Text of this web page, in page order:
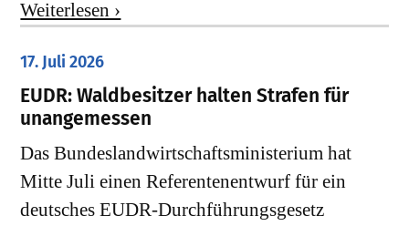
Weiterlesen ›
17. Juli 2026
EUDR: Waldbesitzer halten Strafen für
unangemessen
Das Bundeslandwirtschaftsministerium hat
Mitte Juli einen Referentenentwurf für ein
deutsches EUDR-Durchführungsgesetz